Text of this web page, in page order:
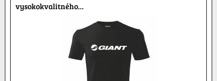
vysokokvalitného...